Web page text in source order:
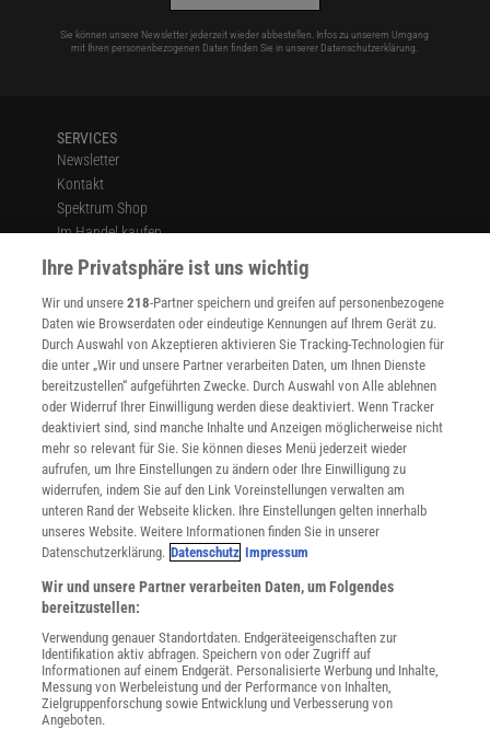
Sie können unsere Newsletter jederzeit wieder abbestellen. Infos zu unserem Umgang
mit Ihren personenbezogenen Daten finden Sie in unserer Datenschutzerklärung.
SERVICES
Newsletter
Kontakt
Spektrum Shop
Im Handel kaufen
Presse
Verträge kündigen
Widerruf
INFO
Mediadaten
Datenschutz
Nutzungsbedingungen
Cookie-Einstellungen
Utiq verwalten
Nutzungsbasierte Onlinewerbung
Alle Artikel
Impressum
Angebote für Schulen
Angebote für Institutionen
Sprachen lernen mit Gymglish
Lexika
Für Spektrum schreiben
Zugänglichkeitserklärung
Ihre Privatsphäre ist uns wichtig
Wir und unsere218-Partner speichern und greifen auf personenbezogene
Daten wie Browserdaten oder eindeutige Kennungen auf Ihrem Gerät zu.
Durch Auswahl von Akzeptieren aktivieren Sie Tracking-Technologien für
die unter „Wir und unsere Partner verarbeiten Daten, um Ihnen Dienste
bereitzustellen“ aufgeführten Zwecke. Durch Auswahl von Alle ablehnen
oder Widerruf Ihrer Einwilligung werden diese deaktiviert. Wenn Tracker
deaktiviert sind, sind manche Inhalte und Anzeigen möglicherweise nicht
mehr so relevant für Sie. Sie können dieses Menü jederzeit wieder
aufrufen, um Ihre Einstellungen zu ändern oder Ihre Einwilligung zu
widerrufen, indem Sie auf den Link Voreinstellungen verwalten am
unteren Rand der Webseite klicken. Ihre Einstellungen gelten innerhalb
unseres Website. Weitere Informationen finden Sie in unserer
Datenschutzerklärung. Datenschutz Impressum
Wir und unsere Partner verarbeiten Daten, um Folgendes
bereitzustellen:
Verwendung genauer Standortdaten. Endgeräteeigenschaften zur
Identifikation aktiv abfragen. Speichern von oder Zugriff auf
Informationen auf einem Endgerät. Personalisierte Werbung und Inhalte,
Messung von Werbeleistung und der Performance von Inhalten,
Zielgruppenforschung sowie Entwicklung und Verbesserung von
Angeboten.